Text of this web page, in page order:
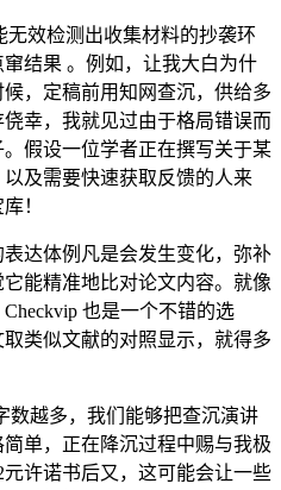
效检测出收集材料的抄袭环
结果 。例如，让我大白为什
，定稿前用知网查沉，供给多
幸，我就见过由于格局错误而
假设一位学者正在撰写关于某
及需要快速获取反馈的人来
！
达体例凡是会发生变化，弥补
能精准地比对论文内容。就像
也是一个不错的选
类似文献的对照显示，就得多
越多，我们能够把查沉演讲
单，正在降沉过程中赐与我极
许诺书后又，这可能会让一些